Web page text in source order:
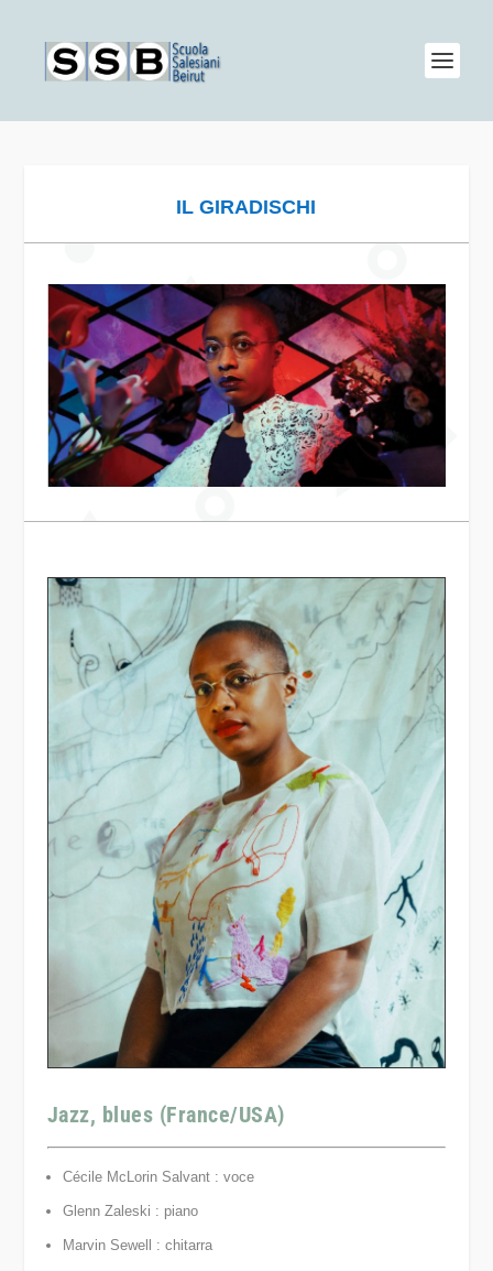
IL GIRADISCHI
Jazz, blues (France/USA)
Cécile McLorin Salvant : voce
Glenn Zaleski : piano
Marvin Sewell : chitarra